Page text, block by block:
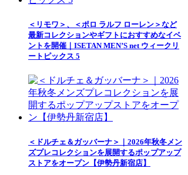
＜リモワ＞、＜ポロ ラルフ ローレン＞など
最新コレクションやギフトにおすすめなイベ
ントを開催｜ISETAN MEN’S net ウィークリ
ートピックス 5
＜ドルチェ＆ガッバーナ＞｜2026年秋冬メン
ズプレコレクションを展開するポップアップ
ストアをオープン【伊勢丹新宿店】